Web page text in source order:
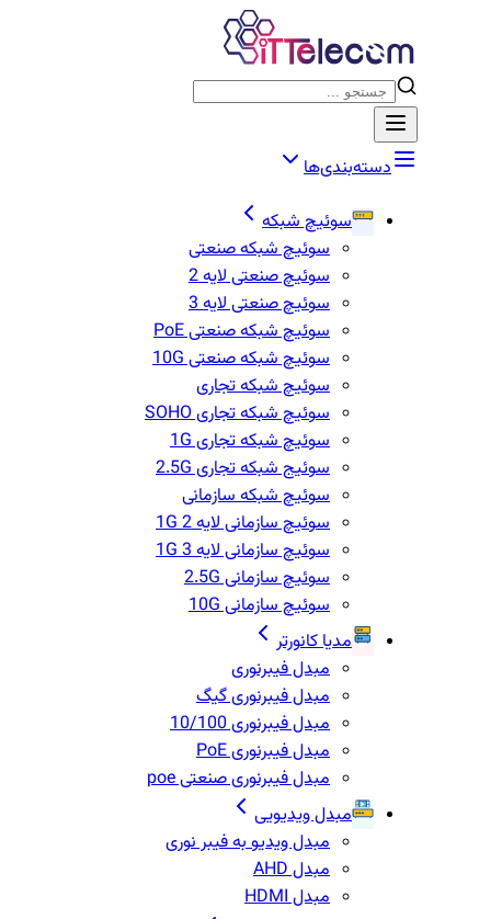
دسته‌بندی‌ها
سوئیچ شبکه
سوئیچ شبکه صنعتی
سوئیچ صنعتی لایه 2
سوئیچ صنعتی لایه 3
سوئیچ شبکه صنعتی PoE
سوئیچ شبکه صنعتی 10G
سوئیچ شبکه تجاری
سوئیچ شبکه تجاری SOHO
سوئیچ شبکه تجاری 1G
سوئیج شبکه تجاری 2.5G
سوئیچ شبکه سازمانی
سوئیچ سازمانی لایه 2 1G
سوئیچ سازمانی لایه 3 1G
سوئیچ سازمانی 2.5G
سوئیچ سازمانی 10G
مدیا کانورتر
مبدل فیبرنوری
مبدل فیبرنوری گیگ
مبدل فیبرنوری 10/100
مبدل فیبرنوری PoE
مبدل فیبرنوری صنعتی poe
مبدل ویدیویی
مبدل ویدیو به فیبر نوری
مبدل AHD
مبدل HDMI